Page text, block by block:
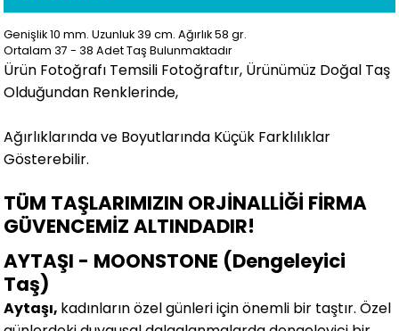
Genişlik 10 mm. Uzunluk 39 cm. Ağırlık 58 gr.
Ortalam 37 - 38 Adet Taş Bulunmaktadır
Ürün Fotoğrafı Temsili Fotoğraftır, Ürünümüz Doğal Taş
Olduğundan Renklerinde,
Ağırlıklarında ve Boyutlarında Küçük Farklılıklar
Gösterebilir.
TÜM TAŞLARIMIZIN ORJİNALLİĞİ FİRMA
GÜVENCEMİZ ALTINDADIR!
AYTAŞI - MOONSTONE (Dengeleyici
Taş)
Aytaşı, kadınların özel günleri için önemli bir taştır. Özel